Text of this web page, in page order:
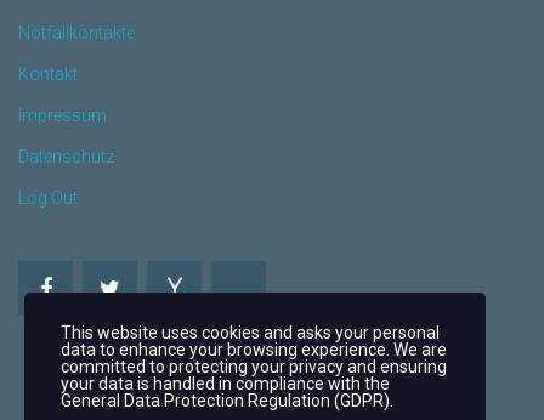
Notfallkontakte
Kontakt
Impressum
Datenschutz
Log Out
This website uses cookies and asks your personal
data to enhance your browsing experience. We are
committed to protecting your privacy and ensuring
your data is handled in compliance with the
General Data Protection Regulation (GDPR)